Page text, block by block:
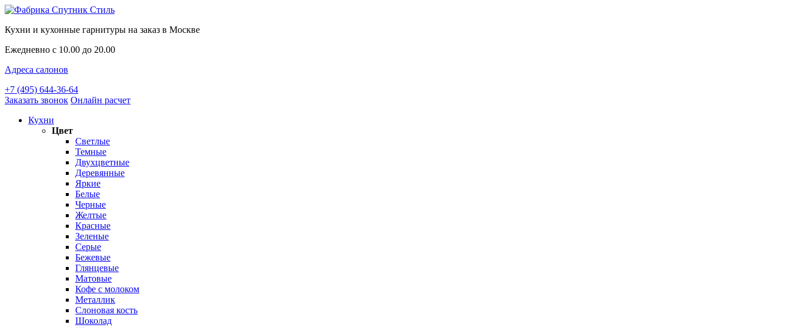
Кухни и кухонные гарнитуры на заказ в Москве
Ежедневно с 10.00 до 20.00
Адреса салонов
+7 (495) 644-36-64
Заказать звонок Онлайн расчет
Кухни
Цвет
Светлые
Темные
Двухцветные
Деревянные
Яркие
Белые
Черные
Желтые
Красные
Зеленые
Серые
Бежевые
Глянцевые
Матовые
Кофе с молоком
Металлик
Слоновая кость
Шоколад